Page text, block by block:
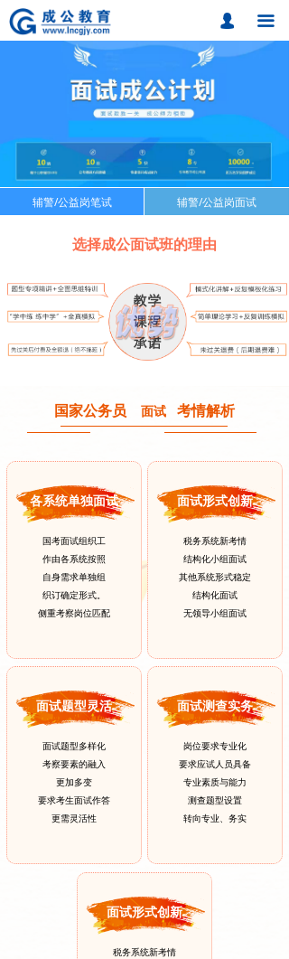
끀
首页
网校课程
各地分校
在线报名
넙
选择成公面试班的理由
国考面试组织工
作由各系统按照
自身需求单独组
织订确定形式。
侧重考察岗位匹配
各系统单独面试
国家公务员 面试 考情解析
税务系统新考情
结构化小组面试
其他系统形式稳定
结构化面试
无领导小组面试
面试形式创新
面试题型多样化
考察要素的融入
更加多变
要求考生面试作答
更需灵活性
面试题型灵活
岗位要求专业化
要求应试人员具备
专业素质与能力
测查题型设置
转向专业、务实
面试测查实务
税务系统新考情
面试形式创新
辅警/公益岗笔试 辅警/公益岗面试